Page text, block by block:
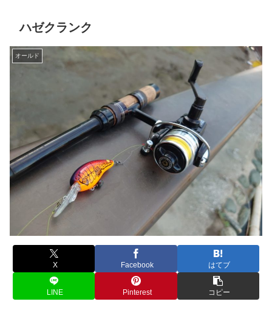
ハゼクランク
オールド
X Facebook はてブ
LINE Pinterest コピー